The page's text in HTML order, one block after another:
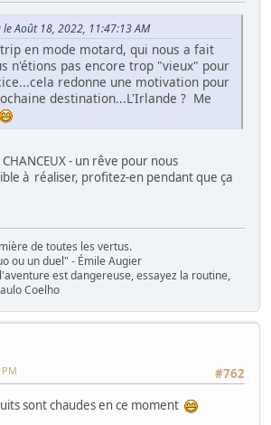
Août 18, 2022, 11:47:13 AM
en mode motard, qui nous a fait
n'étions pas encore trop "vieux" pour
redonne une motivation pour
destination...L'Irlande ? Me
- un rêve pour nous
à réaliser, profitez-en pendant que ça
de toutes les vertus.
ou un duel" - Émile Augier
est dangereuse, essayez la routine,
Coelho
#762
sont chaudes en ce moment